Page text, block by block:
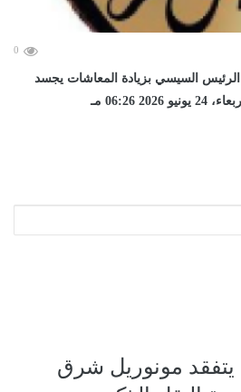
0
السيسي بزيادة المعاشات يجسد
06:26 مـ
يتفقد مونوريل شرق